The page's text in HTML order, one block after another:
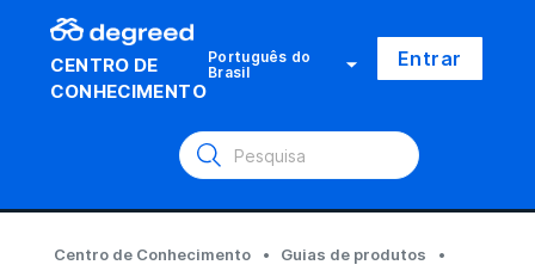
CENTRO DE
CONHECIMENTO
Português do
Brasil Entrar
Centro de Conhecimento
Guias de produtos